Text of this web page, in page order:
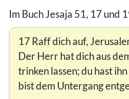
Im Buch Jesaja 51, 17 und
17 Raff dich auf,
Der Herr hat dich aus
trinken lassen; du hast
bist dem Untergang